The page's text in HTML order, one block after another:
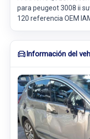
para peugeot 3008 ii
120 referencia OEM
Información del